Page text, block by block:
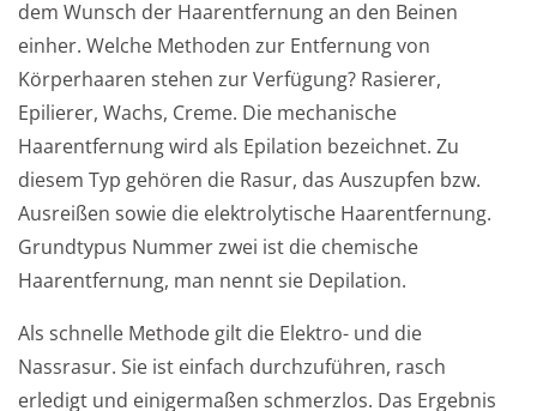
Produktsicherheit
Weiterführende
Literatur
dem Wunsch der Haarentfernung an den Beinen
einher. Welche Methoden zur Entfernung von
Körperhaaren stehen zur Verfügung? Rasierer,
Epilierer, Wachs, Creme. Die mechanische
Haarentfernung wird als Epilation bezeichnet. Zu
diesem Typ gehören die Rasur, das Auszupfen bzw.
Ausreißen sowie die elektrolytische Haarentfernung.
Grundtypus Nummer zwei ist die chemische
Haarentfernung, man nennt sie Depilation.
Als schnelle Methode gilt die Elektro- und die
Nassrasur. Sie ist einfach durchzuführen, rasch
erledigt und einigermaßen schmerzlos. Das Ergebnis